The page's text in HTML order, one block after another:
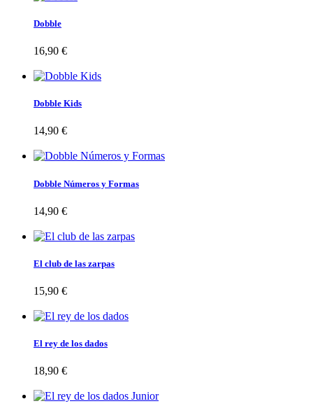
Dobble
16,90 €
Dobble Kids
14,90 €
Dobble Números y Formas
14,90 €
El club de las zarpas
15,90 €
El rey de los dados
18,90 €